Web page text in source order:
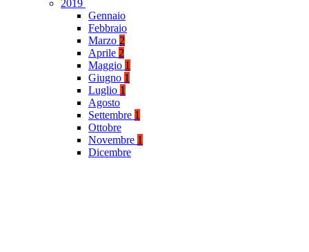
2019
Gennaio
Febbraio
Marzo 2
Aprile 2
Maggio 1
Giugno 1
Luglio 1
Agosto
Settembre 1
Ottobre
Novembre 1
Dicembre